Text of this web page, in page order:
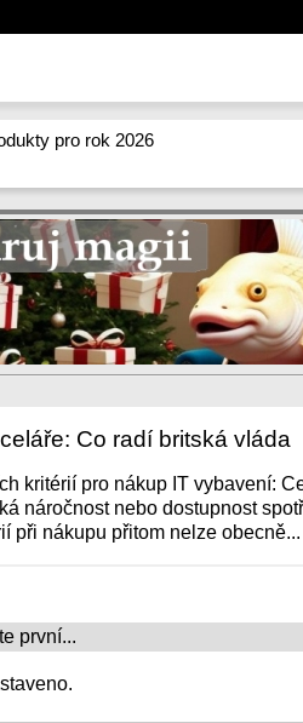
pro rok 2026
Co radí britská vláda
kritérií pro nákup IT vybavení:
náročnost nebo dostupnost
při nákupu přitom nelze obecně...
první...